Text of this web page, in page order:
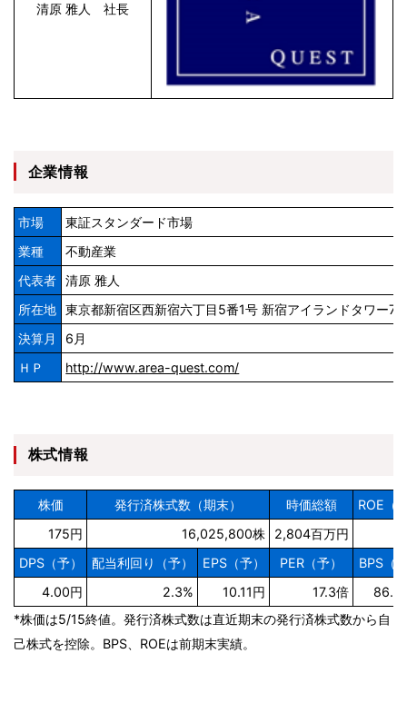
清原 雅人 社長
企業情報
市場
東証スタンダード市場
業種
不動産業
代表者
清原 雅人
所在地
東京都新宿区西新宿六丁目5番1号 新宿アイランドタワー7
決算月
6月
ＨＰ
http://www.area-quest.com/
株式情報
株価 発行済株式数（期末） 時価総額
ROE（
175円
16,025,800株 2,804百万円
DPS（予）
配当利回り（予） EPS（予） PER（予）
BPS（
4.00円
2.3% 10.11円 17.3倍
*株価は5/15終値。発行済株式数は直近期末の発行済株式数から自
己株式を控除。BPS、ROEは前期末実績。